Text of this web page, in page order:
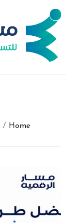
إلى
المحتوى
Home